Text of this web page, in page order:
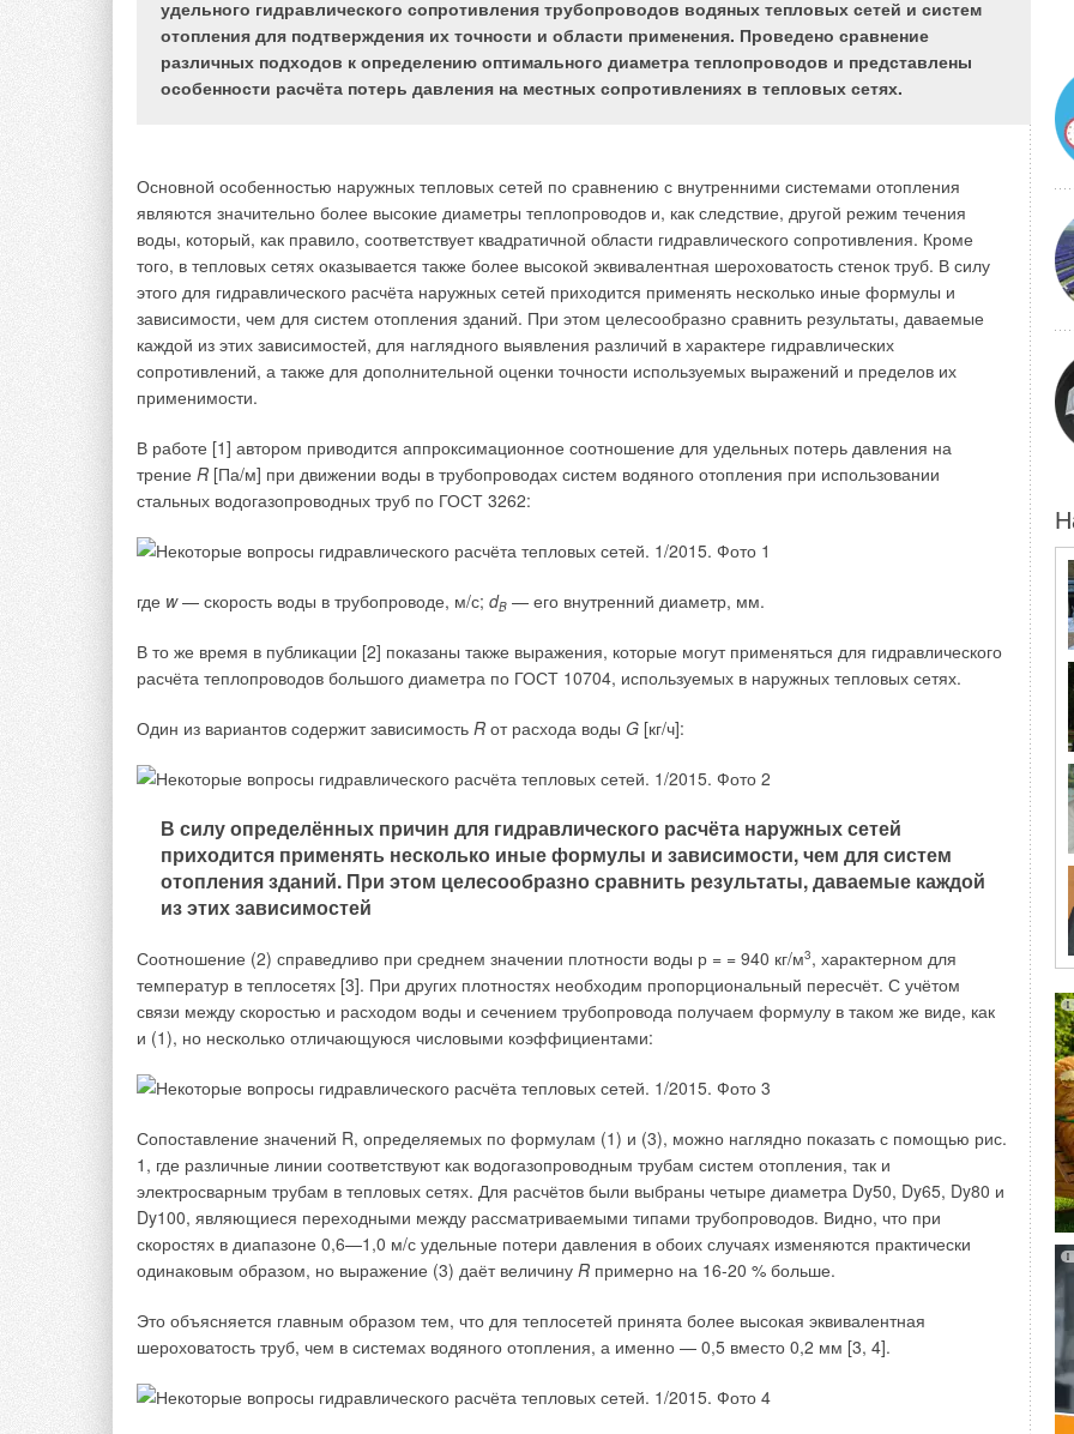
удельного гидравлического сопротивления трубопроводов водяных тепловых сетей и систем
отопления для подтверждения их точности и области применения. Проведено сравнение
различных подходов к определению оптимального диаметра теплопроводов и представлены
особенности расчёта потерь давления на местных сопротивлениях в тепловых сетях.
Основной особенностью наружных тепловых сетей по сравнению с внутренними системами отопления
являются значительно более высокие диаметры теплопроводов и, как следствие, другой режим течения
воды, который, как правило, соответствует квадратичной области гидравлического сопротивления. Кроме
того, в тепловых сетях оказывается также более высокой эквивалентная шероховатость стенок труб. В силу
этого для гидравлического расчёта наружных сетей приходится применять несколько иные формулы и
зависимости, чем для систем отопления зданий. При этом целесообразно сравнить результаты, даваемые
каждой из этих зависимостей, для наглядного выявления различий в характере гидравлических
сопротивлений, а также для дополнительной оценки точности используемых выражений и пределов их
применимости.
В работе [1] автором приводится аппроксимационное соотношение для удельных потерь давления на
трение R [Па/м] при движении воды в трубопроводах систем водяного отопления при использовании
стальных водогазопроводных труб по ГОСТ 3262:
где w— скорость воды в трубопроводе, м/с; dB — его внутренний диаметр, мм.
В то же время в публикации [2] показаны также выражения, которые могут применяться для гидравлического
расчёта теплопроводов большого диаметра по ГОСТ 10704, используемых в наружных тепловых сетях.
Один из вариантов содержит зависимость R от расхода воды G [кг/ч]:
В силу определённых причин для гидравлического расчёта наружных сетей
приходится применять несколько иные формулы и зависимости, чем для систем
отопления зданий. При этом целесообразно сравнить результаты, даваемые каждой
из этих зависимостей
Соотношение (2) справедливо при среднем значении плотности воды р = = 940 кг/м3, характерном для
температур в теплосетях [3]. При других плотностях необходим пропорциональный пересчёт. С учётом
связи между скоростью и расходом воды и сечением трубопровода получаем формулу в таком же виде, как
и (1), но несколько отличающуюся числовыми коэффициентами:
Сопоставление значений R, определяемых по формулам (1) и (3), можно наглядно показать с помощью рис.
1, где различные линии соответствуют как водогазопроводным трубам систем отопления, так и
электросварным трубам в тепловых сетях. Для расчётов были выбраны четыре диаметра Dy50, Dy65, Dy80 и
Dy100, являющиеся переходными между рассматриваемыми типами трубопроводов. Видно, что при
скоростях в диапазоне 0,6—1,0 м/с удельные потери давления в обоих случаях изменяются практически
одинаковым образом, но выражение (3) даёт величину R примерно на 16-20 % больше.
Это объясняется главным образом тем, что для теплосетей принята более высокая эквивалентная
шероховатость труб, чем в системах водяного отопления, а именно — 0,5 вместо 0,2 мм [3, 4].
На российском рынке предложено большое количество компенсаторов от различных производителей, и не
секрет, что между ними присутствует конкуренция, причём некоторые поставщики конкурируют
недобросовестно, ссылаясь на сомнительные экспертизы и недостоверные данные.
«Отопление, вентиляция и кондиционирование воздуха» и актуализированной версии СНиП 41.01-2003, то
есть их следует изготавливать из многослойного сильфона и оснащать стабилизаторами.
Многослойный сильфон и наличие стабилизатора — далеко не единственные атрибуты, которые
присутствуют в конструкции компенсатора. Также компенсатор должен быть оборудован внутренней гильзой
и наружным кожухом. Некоторые производители облегчают монтаж компенсаторов, а именно — они
предварительно растягивают его и фиксируют стопорным кольцом. Ещё одним атрибутом может являться
штифт, предотвращающий скручивание сильфона.
есть ресурс зависит от следующих из них:
температура;
величины смещения;
предварительное растяжение (если компенсатор растягивали);
гидроудар и повышение давления;
коррозия;
скручивающие силы трубопровода, действующие на сильфон компенсатора;
60.13330.2012 «Отопление, вентиляция и кондиционирование воздуха» и
многослойного сильфона и оснащать стабилизаторами
Очень важно произвести правильный расчёт установки компенсаторов, неподвижных и направляющих опор
поэтажно. Монтаж компенсаторов начинается с расчёта удлинения трубопровода AL [мм] вследствие
нагрева, который рассчитывается по формуле:
α— коэффициент линейного расширения стали, мм/(м°С);L — длина зоны (участка) компенсации, м;tmax
— максимальная температура носителя, °C;tmin— минимальная температура носителя или окружающей
среды, °C; 0,9 — коэффициент запаса, учитывающий неточности расчёта и погрешности монтажа.
Компенсаторы должны быть смонтированы с учётом правильной ориентации по отношению к
направляющему потоку. Несоосность компенсатора относительно трубопровода допускается не более 1,5
Компенсаторы устанавливаются непосредственно рядом с неподвижной опорой на расстоянии
неподвижной опорой, сила трения труб F3, действующая на неподвижную опору, равна нулю. Кроме силы